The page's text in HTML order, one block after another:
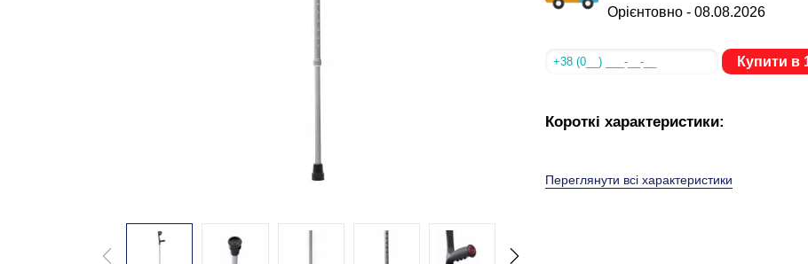
Орієнтовно - 08.08.2026
Купити в
Короткі характеристики:
Переглянути всі характеристики